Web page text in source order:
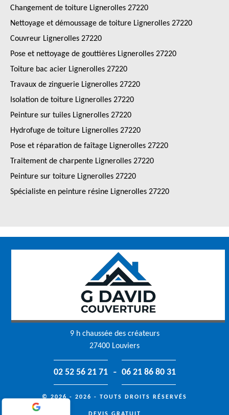
Changement de toiture Lignerolles 27220
Nettoyage et démoussage de toiture Lignerolles 27220
Couvreur Lignerolles 27220
Pose et nettoyage de gouttières Lignerolles 27220
Toiture bac acier Lignerolles 27220
Travaux de zinguerie Lignerolles 27220
Isolation de toiture Lignerolles 27220
Peinture sur tuiles Lignerolles 27220
Hydrofuge de toiture Lignerolles 27220
Pose et réparation de faîtage Lignerolles 27220
Traitement de charpente Lignerolles 27220
Peinture sur toiture Lignerolles 27220
Spécialiste en peinture résine Lignerolles 27220
9 h chaussée des créateurs
27400 Louviers
02 52 56 21 71 - 06 21 86 80 31
© 2026 - 2026 - TOUTS DROITS RÉSERVÉS